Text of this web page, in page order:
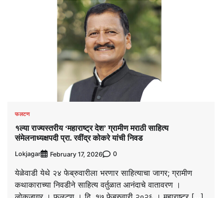
फलटण
१ल्या राज्यस्तरीय ‘महाराष्ट्र देश’ ग्रामीण मराठी साहित्य
संमेलनाध्यक्षपदी प्रा. रवींद्र कोकरे यांची निवड
Lokjagar February 17, 2026 0
येळेवाडी येथे २४ फेब्रुवारीला भरणार साहित्याचा जागर; ग्रामीण
कथाकाराच्या निवडीने साहित्य वर्तुळात आनंदाचे वातावरण ।